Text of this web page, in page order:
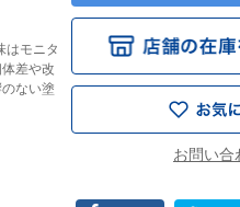
はモニタ
差や改
ない塗